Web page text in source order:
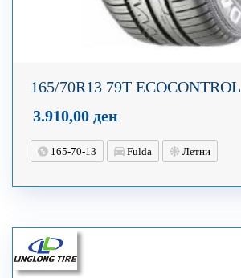
165/70R13 79T ECOCONTROL
3.910,00 ден
165-70-13 Fulda Летни